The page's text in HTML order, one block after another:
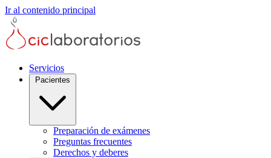
Ir al contenido principal
Servicios
Preparación de exámenes
Preguntas frecuentes
Derechos y deberes